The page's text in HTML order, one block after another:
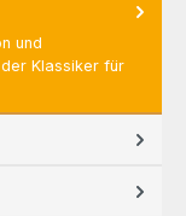
und
Klassiker für